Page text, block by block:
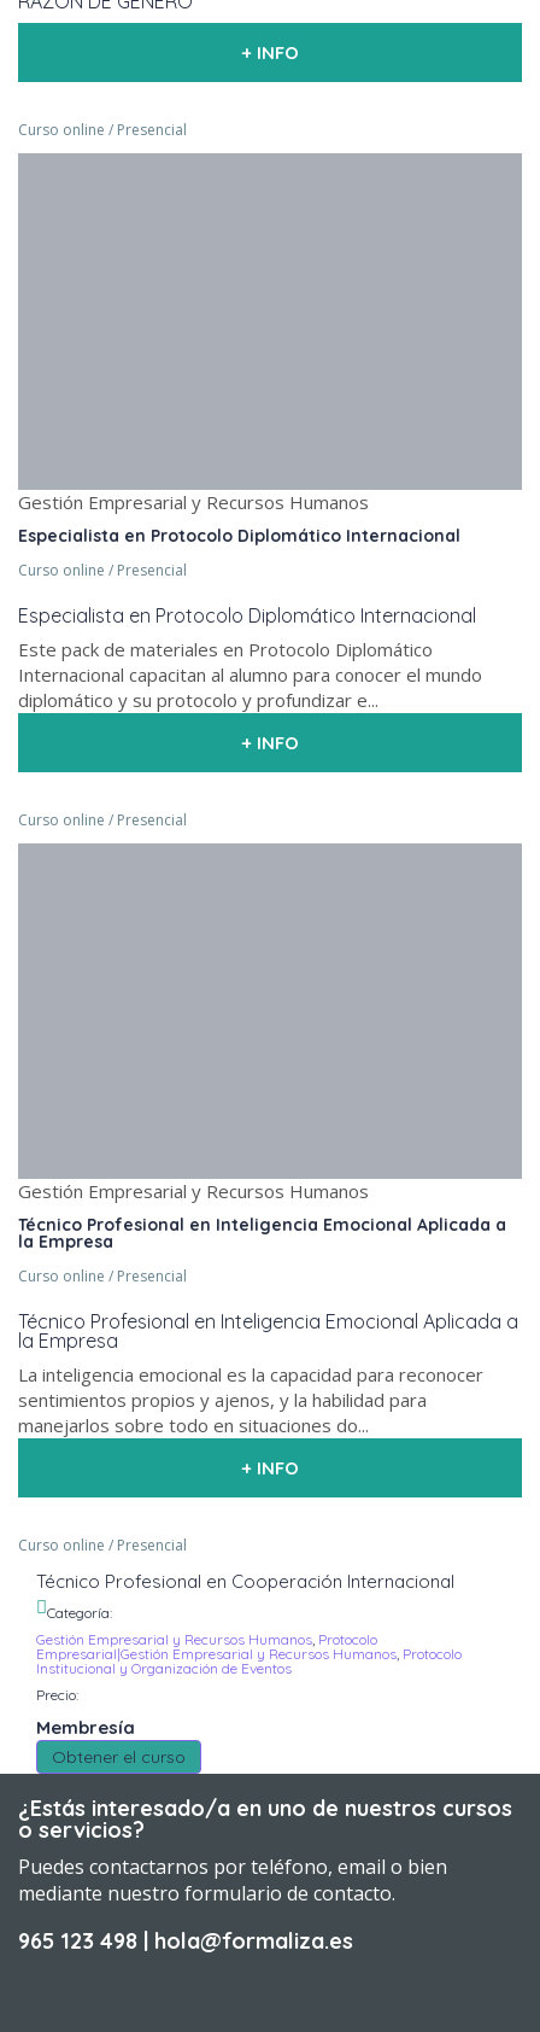
+ INFO
Curso online / Presencial
Gestión Empresarial y Recursos Humanos
Especialista en Protocolo Diplomático Internacional
Curso online / Presencial
Especialista en Protocolo Diplomático Internacional
Este pack de materiales en Protocolo Diplomático
Internacional capacitan al alumno para conocer el mundo
diplomático y su protocolo y profundizar e...
+ INFO
Curso online / Presencial
Gestión Empresarial y Recursos Humanos
Técnico Profesional en Inteligencia Emocional Aplicada a
la Empresa
Curso online / Presencial
Técnico Profesional en Inteligencia Emocional Aplicada a
la Empresa
La inteligencia emocional es la capacidad para reconocer
sentimientos propios y ajenos, y la habilidad para
manejarlos sobre todo en situaciones do...
+ INFO
Curso online / Presencial
Técnico Profesional en Cooperación Internacional
Categoría:
Gestión Empresarial y Recursos Humanos, Protocolo
Empresarial|Gestión Empresarial y Recursos Humanos, Protocolo
Institucional y Organización de Eventos
Precio:
Membresía
Obtener el curso
¿Estás interesado/a en uno de nuestros cursos
o servicios?
Puedes contactarnos por teléfono, email o bien
mediante nuestro formulario de contacto.
965 123 498 | hola@formaliza.es